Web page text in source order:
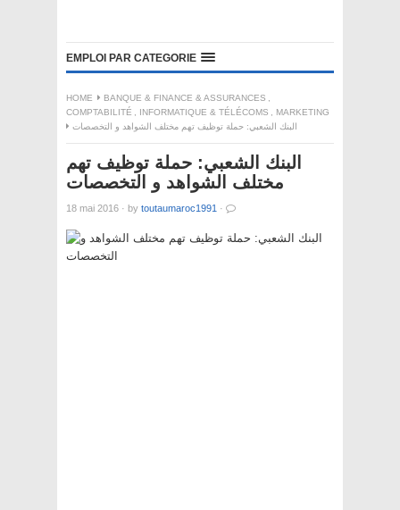
EMPLOI PAR CATEGORIE
HOME BANQUE & FINANCE & ASSURANCES ,
COMPTABILITÉ , INFORMATIQUE & TÉLÉCOMS , MARKETING
البنك الشعبي: حملة توظيف تهم مختلف الشواهد و التخصصات
البنك الشعبي: حملة توظيف تهم
مختلف الشواهد و التخصصات
18 mai 2016 · by toutaumaroc1991 ·